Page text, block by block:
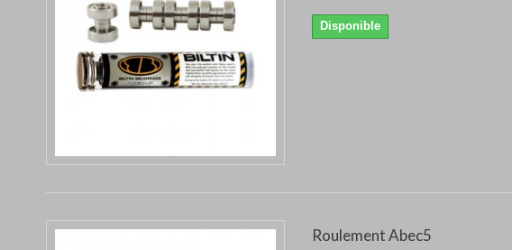
Disponible
Roulement Abec5